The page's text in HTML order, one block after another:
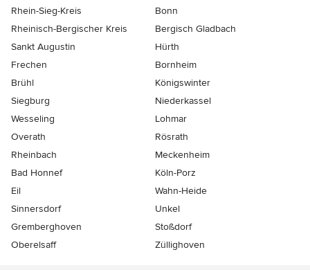
Rhein-Sieg-Kreis
Bonn
Rheinisch-Bergischer Kreis
Bergisch Gladbach
Sankt Augustin
Hürth
Frechen
Bornheim
Brühl
Königswinter
Siegburg
Niederkassel
Wesseling
Lohmar
Overath
Rösrath
Rheinbach
Meckenheim
Bad Honnef
Köln-Porz
Eil
Wahn-Heide
Sinnersdorf
Unkel
Gremberghoven
Stoßdorf
Oberelsaff
Züllighoven